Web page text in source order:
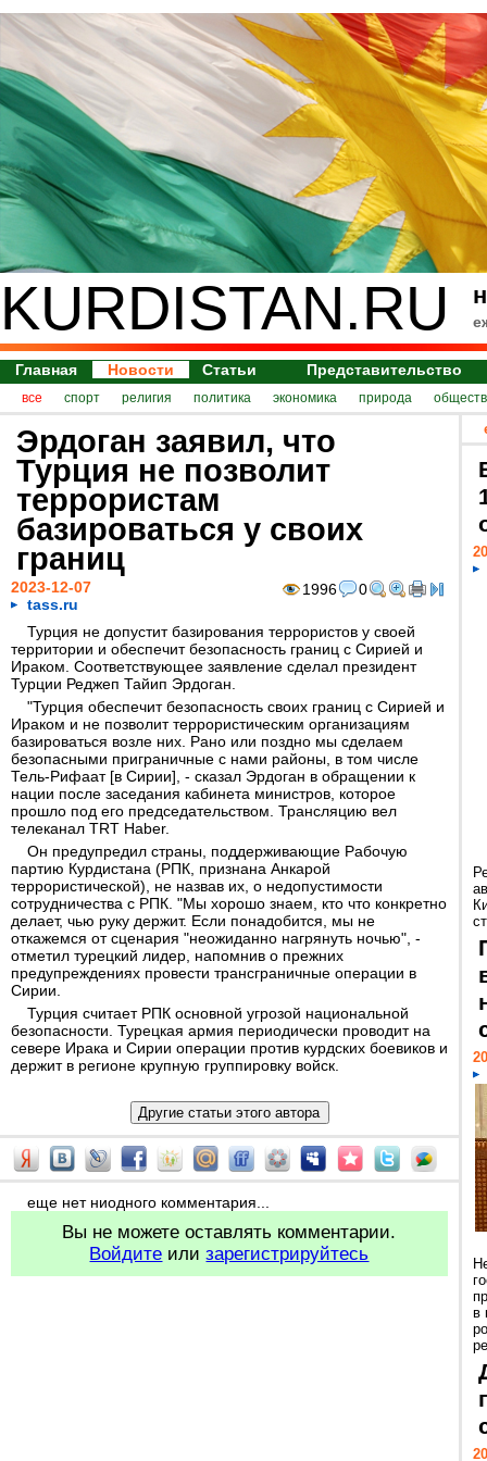
KURDISTAN.RU
Главная Новости Статьи Представительство
все спорт религия политика экономика природа
Эрдоган заявил, что
Турция не позволит
террористам
базироваться у своих
границ
1996 0
2023-12-07
tass.ru
Турция не допустит базирования террористов у своей
территории и обеспечит безопасность границ с Сирией и
Ираком. Соответствующее заявление сделал президент
Турции Реджеп Тайип Эрдоган.
"Турция обеспечит безопасность своих границ с Сирией и
Ираком и не позволит террористическим организациям
базироваться возле них. Рано или поздно мы сделаем
безопасными приграничные с нами районы, в том числе
Тель-Рифаат [в Сирии], - сказал Эрдоган в обращении к
нации после заседания кабинета министров, которое
прошло под его председательством. Трансляцию вел
телеканал TRT Haber.
Он предупредил страны, поддерживающие Рабочую
партию Курдистана (РПК, признана Анкарой
террористической), не назвав их, о недопустимости
сотрудничества с РПК. "Мы хорошо знаем, кто что конкретно
делает, чью руку держит. Если понадобится, мы не
откажемся от сценария "неожиданно нагрянуть ночью", -
отметил турецкий лидер, напомнив о прежних
предупреждениях провести трансграничные операции в
Сирии.
Турция считает РПК основной угрозой национальной
безопасности. Турецкая армия периодически проводит на
севере Ирака и Сирии операции против курдских боевиков и
держит в регионе крупную группировку войск.
еще нет ниодного комментария...
Вы не можете оставлять комментарии.
Войдите илизарегистрируйтесь
в